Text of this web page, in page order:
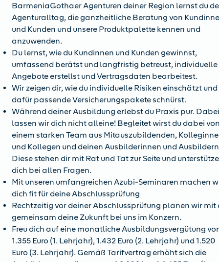
BarmeniaGothaer Agenturen deiner Region lernst du
Agenturalltag, die ganzheitliche Beratung von
und Kunden und unsere Produktpalette kennen und
anzuwenden.
Du lernst, wie du Kundinnen und Kunden gewinnst,
umfassend berätst und langfristig betreust, individuelle
Angebote erstellst und Vertragsdaten bearbeitest.
Wir zeigen dir, wie du individuelle Risiken einschätzt und
dafür passende Versicherungspakete schnürst.
Während deiner Ausbildung erlebst du Praxis pur.
lassen wir dich nicht alleine! Begleitet wirst du dabei
einem starken Team aus Mitauszubildenden,
und Kollegen und deinen Ausbilderinnen und
Diese stehen dir mit Rat und Tat zur Seite und
dich bei allen Fragen.
Mit unseren umfangreichen Azubi-Seminaren machen
dich fit für deine Abschlussprüfung
Rechtzeitig vor deiner Abschlussprüfung planen wir mit
gemeinsam deine Zukunft bei uns im Konzern.
Freu dich auf eine monatliche Ausbildungsvergütung
1.355 Euro (1. Lehrjahr), 1.432 Euro (2. Lehrjahr) und 1.520
Euro (3. Lehrjahr). Gemäß Tarifvertrag erhöht sich die